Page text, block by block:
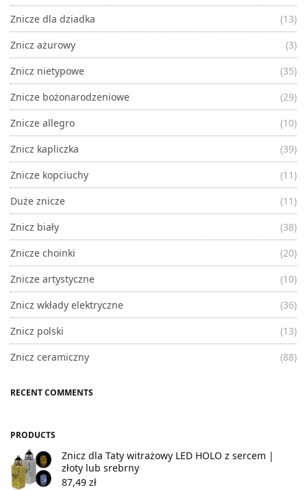
Znicze dla dziadka
(13)
Znicz ażurowy
(3)
Znicz nietypowe
(35)
Znicze bożonarodzeniowe
(29)
Znicze allegro
(10)
Znicz kapliczka
(39)
Znicze kopciuchy
(11)
Duże znicze
(11)
Znicz biały
(38)
Znicze choinki
(20)
Znicze artystyczne
(10)
Znicz wkłady elektryczne
(36)
Znicz polski
(13)
Znicz ceramiczny
(88)
RECENT COMMENTS
PRODUCTS
Znicz dla Taty witrażowy LED HOLO z sercem |
złoty lub srebrny
87,49 zł